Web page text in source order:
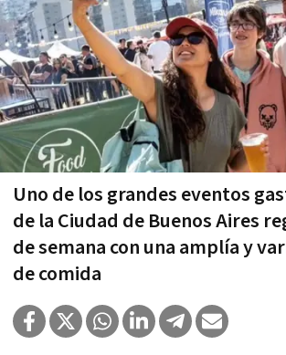
Uno de los grandes eventos
de la Ciudad de Buenos Aires
de semana con una amplía y
de comida